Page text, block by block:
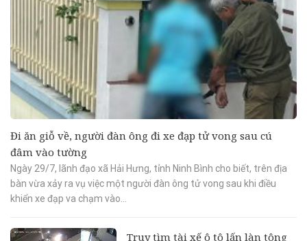
Đi ăn giỗ về, người đàn ông đi xe đạp tử vong sau cú
đâm vào tường
Ngày 29/7, lãnh đạo xã Hải Hưng, tỉnh Ninh Bình cho biết, trên địa
bàn vừa xảy ra vụ việc một người đàn ông tử vong sau khi điều
khiển xe đạp va chạm vào...
Truy tìm tài xế ô tô lấn làn tông